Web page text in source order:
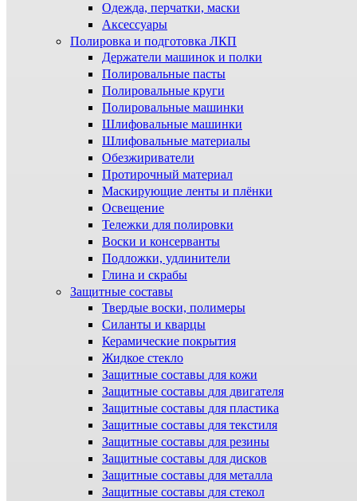
Одежда, перчатки, маски
Аксессуары
Полировка и подготовка ЛКП
Держатели машинок и полки
Полировальные пасты
Полировальные круги
Полировальные машинки
Шлифовальные машинки
Шлифовальные материалы
Обезжириватели
Протирочный материал
Маскирующие ленты и плёнки
Освещение
Тележки для полировки
Воски и консерванты
Подложки, удлинители
Глина и скрабы
Защитные составы
Твердые воски, полимеры
Силанты и кварцы
Керамические покрытия
Жидкое стекло
Защитные составы для кожи
Защитные составы для двигателя
Защитные составы для пластика
Защитные составы для текстиля
Защитные составы для резины
Защитные составы для дисков
Защитные составы для металла
Защитные составы для стекол